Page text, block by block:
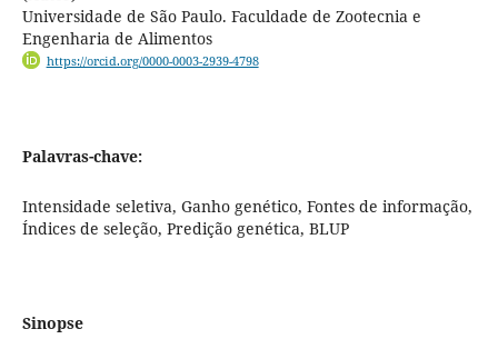
Universidade de São Paulo. Faculdade de Zootecnia e
Engenharia de Alimentos
https://orcid.org/0000-0003-2939-4798
Palavras-chave:
Intensidade seletiva, Ganho genético, Fontes de informação,
Índices de seleção, Predição genética, BLUP
Sinopse